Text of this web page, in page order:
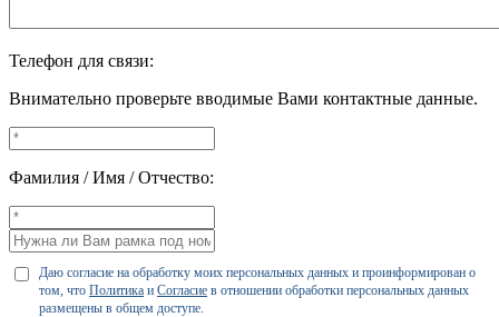
Телефон для связи:
Внимательно проверьте вводимые Вами контактные данные.
Фамилия / Имя / Отчество:
Даю согласие на обработку моих персональных данных и проинформирован о
том, что Политика и Согласие в отношении обработки персональных данных
размещены в общем доступе.